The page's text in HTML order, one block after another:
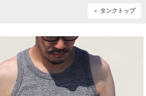
タンクトップ